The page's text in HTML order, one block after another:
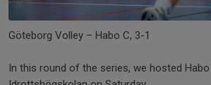
Göteborg Volley – Habo C, 3-1
In this round of the series, we hosted Habo